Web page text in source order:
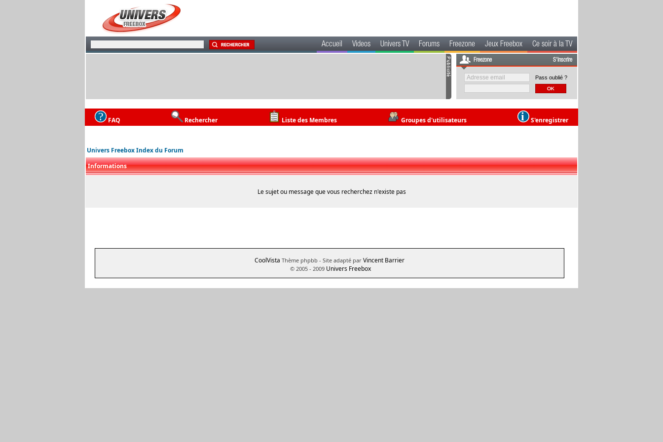
Accueil Videos Univers TV Forums Freezone Jeux Freebox Ce soir à la TV
Freezone S'inscrire
Pass oublié ?
FAQ Rechercher Liste des Membres Groupes d'utilisateurs S'enregistrer
Univers Freebox Index du Forum
Informations
Le sujet ou message que vous recherchez n'existe pas
CoolVista Thème phpbb - Site adapté par Vincent Barrier
© 2005 - 2009 Univers Freebox